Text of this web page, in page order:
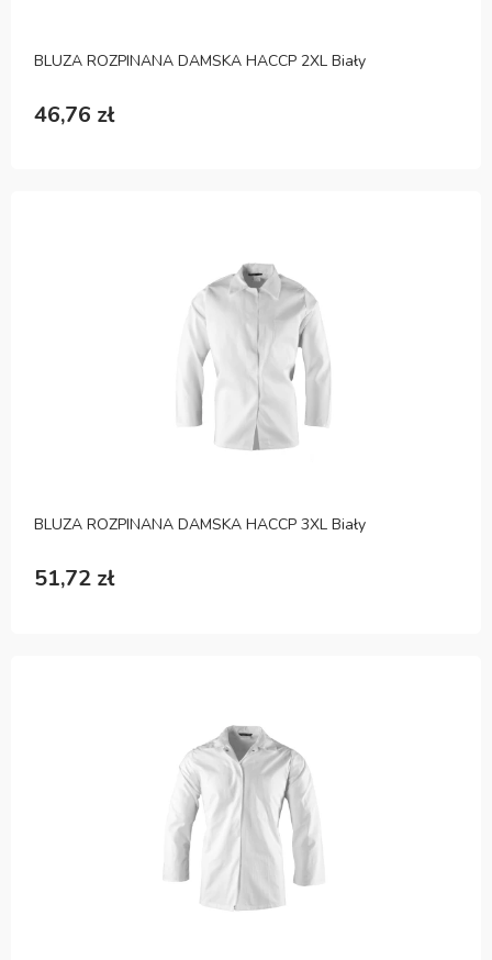
BLUZA ROZPINANA DAMSKA HACCP 2XL Biały
46,76 zł
BLUZA ROZPINANA DAMSKA HACCP 3XL Biały
51,72 zł